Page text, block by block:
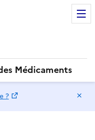
Médicaments
?